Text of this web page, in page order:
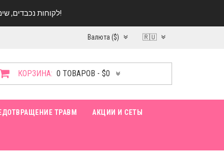
לקוחות נכבדים, שימו ♥️ לב! בימי החופש עד התאריך 20.08 החנות עובדת במתכונת מצומצמת. נא להתקשר לפני הגעה!
Валюта ($) 🇷🇺
КОРЗИНА: 0 ТОВАРОВ - $0
ТРАВМ АКЦИИ И СЕТЫ